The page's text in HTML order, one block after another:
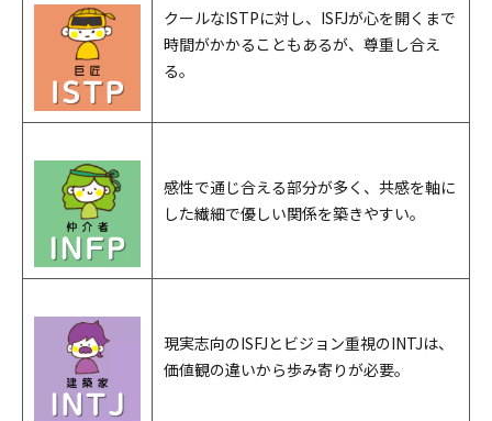
クールなISTPに対し、ISFJが心を開くまで
時間がかかることもあるが、尊重し合え
る。
感性で通じ合える部分が多く、共感を軸に
した繊細で優しい関係を築きやすい。
現実志向のISFJとビジョン重視のINTJは、
価値観の違いから歩み寄りが必要。